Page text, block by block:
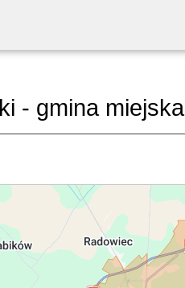
- gmina miejska